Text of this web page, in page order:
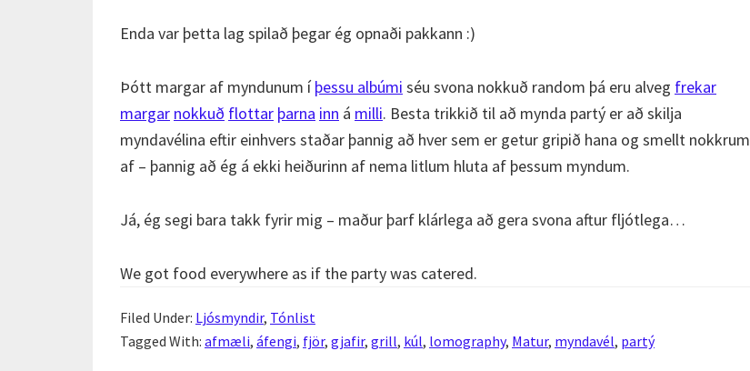
Enda var þetta lag spilað þegar ég opnaði pakkann :)
Þótt margar af myndunum íþessu albúmi séu svona nokkuð random þá eru alveg frekar
margar nokkuð flottar þarna inn á milli. Besta trikkið til að mynda partý er að skilja
myndavélina eftir einhvers staðar þannig að hver sem er getur gripið hana og smellt nokkrum
af – þannig að ég á ekki heiðurinn af nema litlum hluta af þessum myndum.
Já, ég segi bara takk fyrir mig – maður þarf klárlega að gera svona aftur fljótlega…
We got food everywhere as if the party was catered.
Filed Under: Ljósmyndir, Tónlist
Tagged With: afmæli, áfengi, fjör, gjafir, grill, kúl, lomography, Matur, myndavél, partý